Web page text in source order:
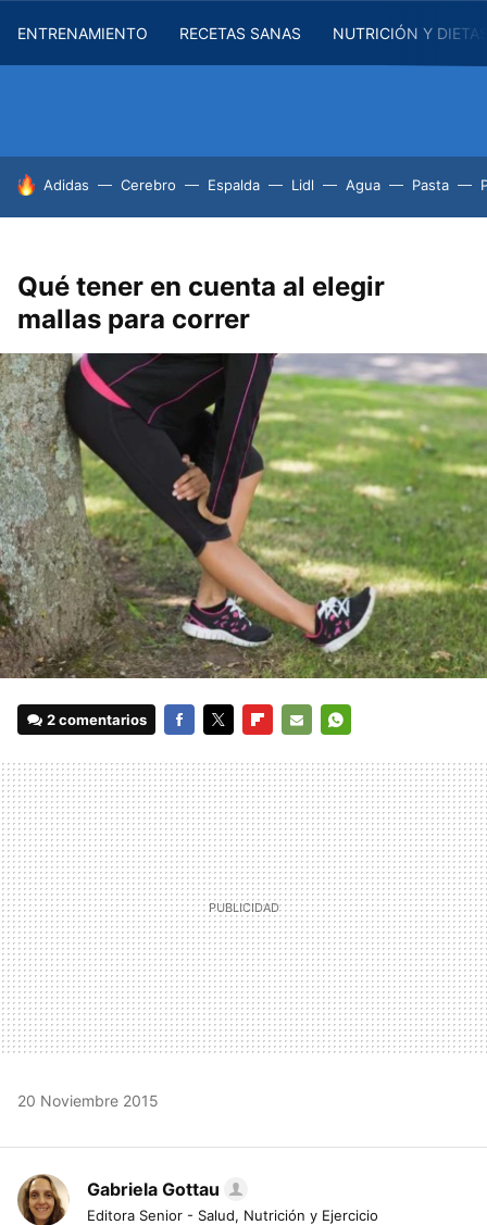
ENTRENAMIENTO RECETAS SANAS NUTRICIÓN Y
HOY SE HABLA DE
Adidas Cerebro Espalda Lidl Agua Pasta
Qué tener en cuenta al elegir
mallas para correr
2 comentarios
MAIL
20 Noviembre 2015
Gabriela Gottau
Editora Senior - Salud, Nutrición y Ejercicio